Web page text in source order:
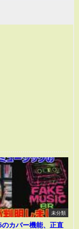
未分類
カバー機能、正直